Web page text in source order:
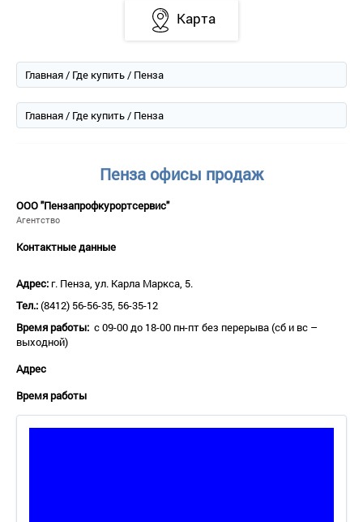
Карта
Главная/ Где купить/ Пенза
Главная/ Где купить/ Пенза
Пенза офисы продаж
ООО "Пензапрофкурортсервис"
Агентство
Контактные данные
Адрес:г. Пенза, ул. Карла Маркса, 5.
Тел.:(8412) 56-56-35, 56-35-12
Время работы: с 09-00 до 18-00 пн-пт без перерыва (сб и вс –
выходной)
Адрес
Время работы